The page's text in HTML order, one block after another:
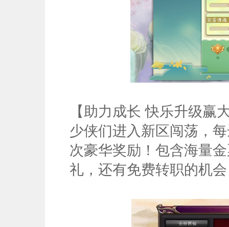
【助力成长 快乐升级赢
少侠们进入新区闯荡，
次豪华奖励！包含海量
礼，还有免费转职的机